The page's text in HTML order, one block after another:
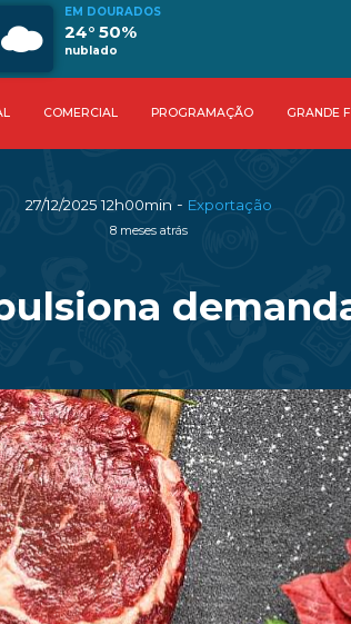
EM DOURADOS
24° 50%
nublado
COMERCIAL PROGRAMAÇÃO GRANDE
27/12/2025 12h00min - Exportação
8 meses atrás